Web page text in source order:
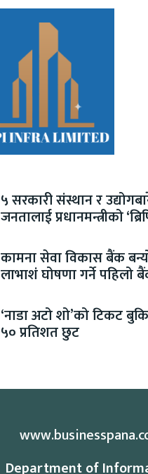
५ सरकारी संस्थान र
जनतालाई प्रधानमन्त्रीको
कामना सेवा विकास बैंक
लाभाशं घोषणा गर्ने पहिलो
‘नाडा अटो शो’को टिकट
५० प्रतिशत छुट
Department of